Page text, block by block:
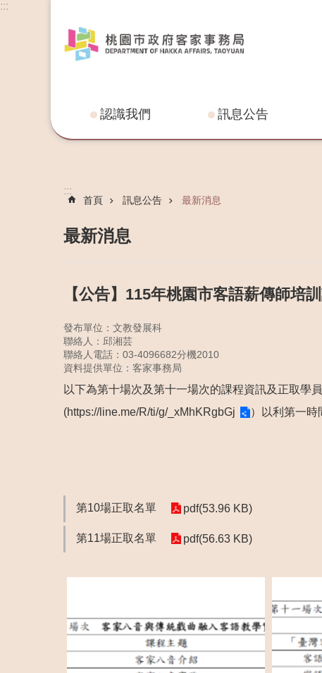
:::
認識我們 訊息公告
:::
首頁 訊息公告 最新消息
最新消息
【公告】115年桃園市客語薪傳師培
發布單位：文教發展科
聯絡人：邱湘芸
聯絡人電話：03-4096682分機2010
資料提供單位：客家事務局
以下為第十場次及第十一場次的課程資訊及正取學
(https://line.me/R/ti/g/_xMhKRgbGj ）以利第一時
第10場正取名單 pdf(53.96 KB)
第11場正取名單 pdf(56.63 KB)